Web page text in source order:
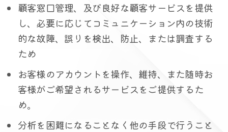
顧客窓口管理、及び良好な顧客サービスを提供
し、必要に応じてコミュニケーション内の技術
的な故障、誤りを検出、防止、または調査する
ため
お客様のアカウントを操作、維持、また随時お
客様がご希望されるサービスをご提供するた
め。
分析を困難になることなく他の手段で行うこと